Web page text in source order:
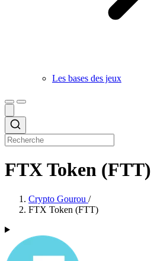
Les bases des jeux
FTX Token (FTT)
Crypto Gourou /
FTX Token (FTT)